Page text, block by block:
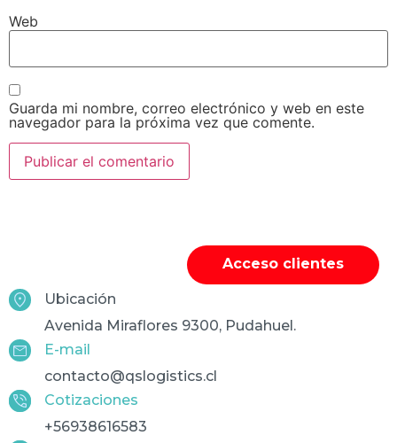
Web
Guarda mi nombre, correo electrónico y web en este
navegador para la próxima vez que comente.
Acceso clientes
Avenida Miraflores 9300, Pudahuel.
Ubicación
contacto@qslogistics.cl
E-mail
+56938616583
Cotizaciones